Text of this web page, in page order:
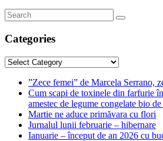
Categories
Categories
”Zece femei” de Marcela Serrano,
Cum scapi de toxinele din farfurie
amestec de legume congelate bio
Martie ne aduce primăvara cu flori
Jurnalul lunii februarie – hibernare
Ianuarie – început de an 2026 cu